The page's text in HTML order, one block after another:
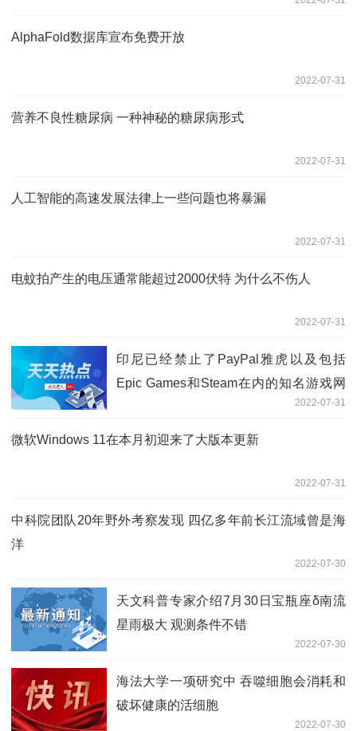
AlphaFold数据库宣布免费开放
2022-07-31
营养不良性糖尿病 一种神秘的糖尿病形式
2022-07-31
人工智能的高速发展法律上一些问题也将暴漏
2022-07-31
电蚊拍产生的电压通常能超过2000伏特 为什么不伤人
2022-07-31
印尼已经禁止了PayPal雅虎以及包括
Epic Games和Steam在内的知名游戏网
2022-07-31
微软Windows 11在本月初迎来了大版本更新
2022-07-31
中科院团队20年野外考察发现 四亿多年前长江流域曾是海
洋
2022-07-30
天文科普专家介绍7月30日宝瓶座δ南流
星雨极大 观测条件不错
2022-07-30
海法大学一项研究中 吞噬细胞会消耗和
破坏健康的活细胞
2022-07-30